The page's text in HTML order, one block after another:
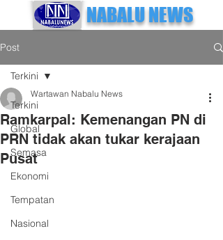
NABALU NEWS
Post
Terkini
Global
Semasa
Ekonomi
Tempatan
Nasional
Terkini
Ramkarpal: Kemenangan PN di
PRN tidak akan tukar kerajaan
Pusat
Wartawan Nabalu News